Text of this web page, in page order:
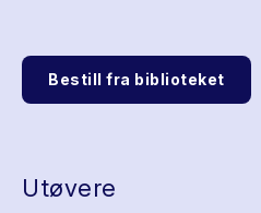
Bestill fra biblioteket
Utøvere